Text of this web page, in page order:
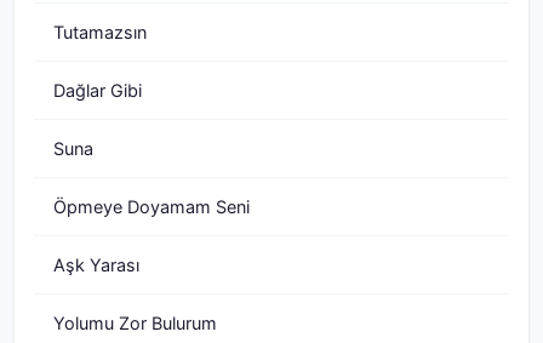
Tutamazsın
Dağlar Gibi
Suna
Öpmeye Doyamam Seni
Aşk Yarası
Yolumu Zor Bulurum